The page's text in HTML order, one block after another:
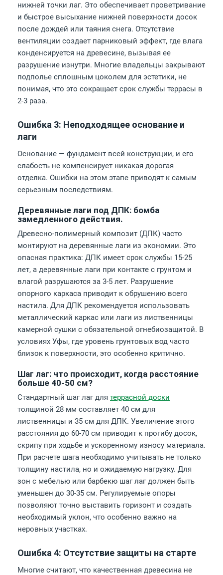
нижней точки лаг. Это обеспечивает проветривание
и быстрое высыхание нижней поверхности досок
после дождей или таяния снега. Отсутствие
вентиляции создает парниковый эффект, где влага
конденсируется на древесине, вызывая ее
разрушение изнутри. Многие владельцы закрывают
подполье сплошным цоколем для эстетики, не
понимая, что это сокращает срок службы террасы в
2-3 раза.
Ошибка 3: Неподходящее основание и
лаги
Основание — фундамент всей конструкции, и его
слабость не компенсирует никакая дорогая
отделка. Ошибки на этом этапе приводят к самым
серьезным последствиям.
Деревянные лаги под ДПК: бомба
замедленного действия.
Древесно-полимерный композит (ДПК) часто
монтируют на деревянные лаги из экономии. Это
опасная практика: ДПК имеет срок службы 15-25
лет, а деревянные лаги при контакте с грунтом и
влагой разрушаются за 3-5 лет. Разрушение
опорного каркаса приводит к обрушению всего
настила. Для ДПК рекомендуется использовать
металлический каркас или лаги из лиственницы
камерной сушки с обязательной огнебиозащитой. В
условиях Уфы, где уровень грунтовых вод часто
близок к поверхности, это особенно критично.
Шаг лаг: что происходит, когда расстояние
больше 40-50 см?
Стандартный шаг лаг для террасной доски
толщиной 28 мм составляет 40 см для
лиственницы и 35 см для ДПК. Увеличение этого
расстояния до 60-70 см приводит к прогибу досок,
скрипу при ходьбе и ускоренному износу материала.
При расчете шага необходимо учитывать не только
толщину настила, но и ожидаемую нагрузку. Для
зон с мебелью или барбекю шаг лаг должен быть
уменьшен до 30-35 см. Регулируемые опоры
позволяют точно выставить горизонт и создать
необходимый уклон, что особенно важно на
неровных участках.
Ошибка 4: Отсутствие защиты на старте
Многие считают, что качественная древесина не